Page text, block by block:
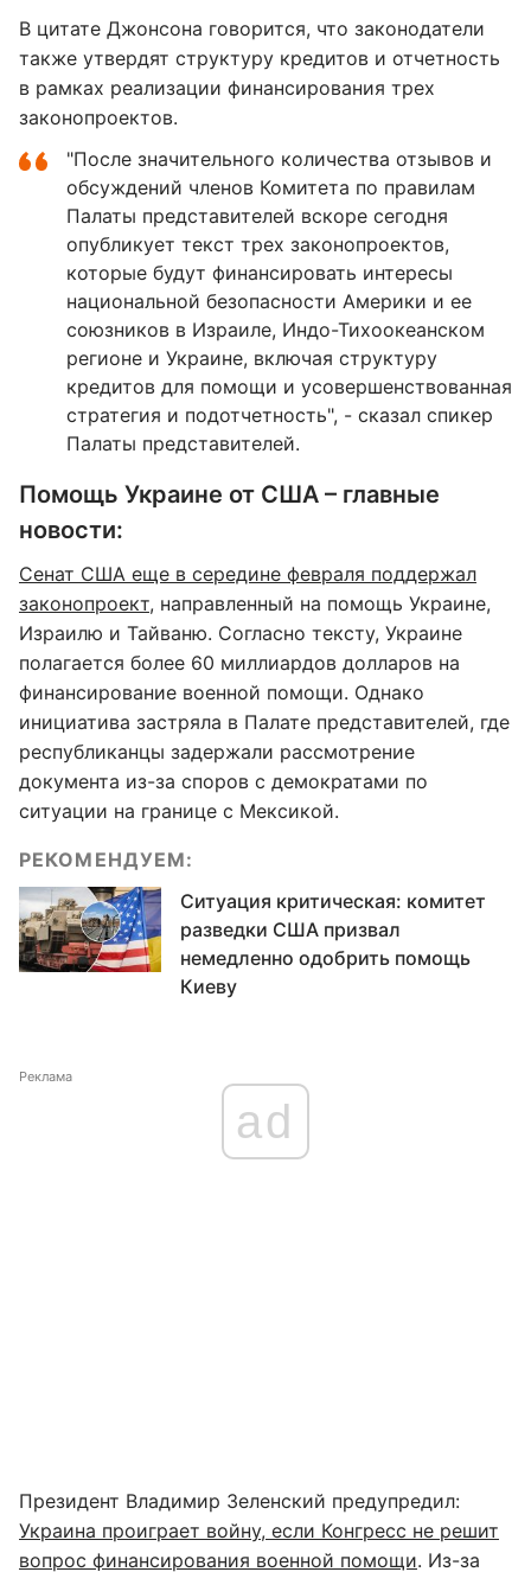
В цитате Джонсона говорится, что законодатели
также утвердят структуру кредитов и отчетность
в рамках реализации финансирования трех
законопроектов.
"После значительного количества отзывов и
обсуждений членов Комитета по правилам
Палаты представителей вскоре сегодня
опубликует текст трех законопроектов,
которые будут финансировать интересы
национальной безопасности Америки и ее
союзников в Израиле, Индо-Тихоокеанском
регионе и Украине, включая структуру
кредитов для помощи и усовершенствованная
стратегия и подотчетность", - сказал спикер
Палаты представителей.
Помощь Украине от США – главные
новости:
Сенат США еще в середине февраля поддержал
законопроект, направленный на помощь Украине,
Израилю и Тайваню. Согласно тексту, Украине
полагается более 60 миллиардов долларов на
финансирование военной помощи. Однако
инициатива застряла в Палате представителей, где
республиканцы задержали рассмотрение
документа из-за споров с демократами по
ситуации на границе с Мексикой.
РЕКОМЕНДУЕМ:
Ситуация критическая: комитет
разведки США призвал
немедленно одобрить помощь
Киеву
Реклама
ad
Президент Владимир Зеленский предупредил:
Украина проиграет войну, если Конгресс не решит
вопрос финансирования военной помощи. Из-за